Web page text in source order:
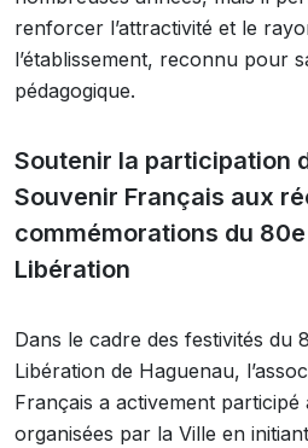
renforcer l’attractivité et le
l’établissement, reconnu pour
pédagogique.
Soutenir la participation
Souvenir Français aux
commémorations du
Libération
Dans le cadre des festivités du
Libération de Haguenau,
Français a activement participé
organisées par la Ville en